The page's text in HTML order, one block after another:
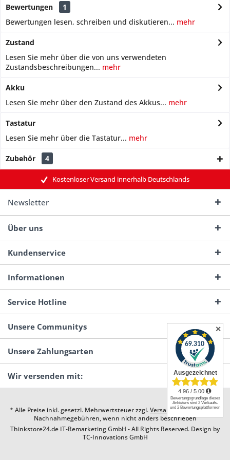
Bewertungen
1
Bewertungen lesen, schreiben und diskutieren... mehr
Zustand
Lesen Sie mehr über die von uns verwendeten
Zustandsbeschreibungen... mehr
Akku
Lesen Sie mehr über den Zustand des Akkus... mehr
Tastatur
Lesen Sie mehr über die Tastatur... mehr
Zubehör 4
Kostenloser Versand innerhalb Deutschlands
Newsletter
Über uns
Kundenservice
Informationen
Service Hotline
Unsere Communitys
Unsere Zahlungsarten
Wir versenden mit:
* Alle Preise inkl. gesetzl. Mehrwertsteuer zzgl.Versandkostenund ggf.
Nachnahmegebühren, wenn nicht anders beschrieben
Thinkstore24.de IT-Remarketing GmbH - All Rights Reserved. Design by
TC-Innovations GmbH
✕